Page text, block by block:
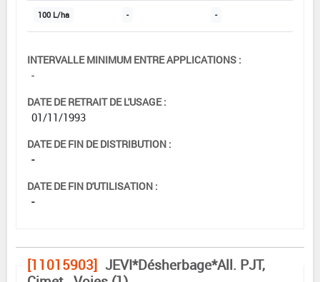
100 L/ha - -
INTERVALLE MINIMUM ENTRE APPLICATIONS :
-
DATE DE RETRAIT DE L'USAGE :
01/11/1993
DATE DE FIN DE DISTRIBUTION :
-
DATE DE FIN D'UTILISATION :
-
[11015903] JEVI*Désherbage*All. PJT,